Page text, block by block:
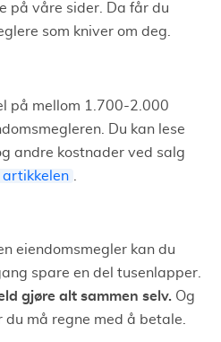
på våre sider. Da får du
som kniver om deg.
på mellom 1.700-2.000
Du kan lese
andre kostnader ved salg
eiendomsmegler kan du
spare en del tusenlapper.
gjøre alt sammen selv. Og
må regne med å betale.